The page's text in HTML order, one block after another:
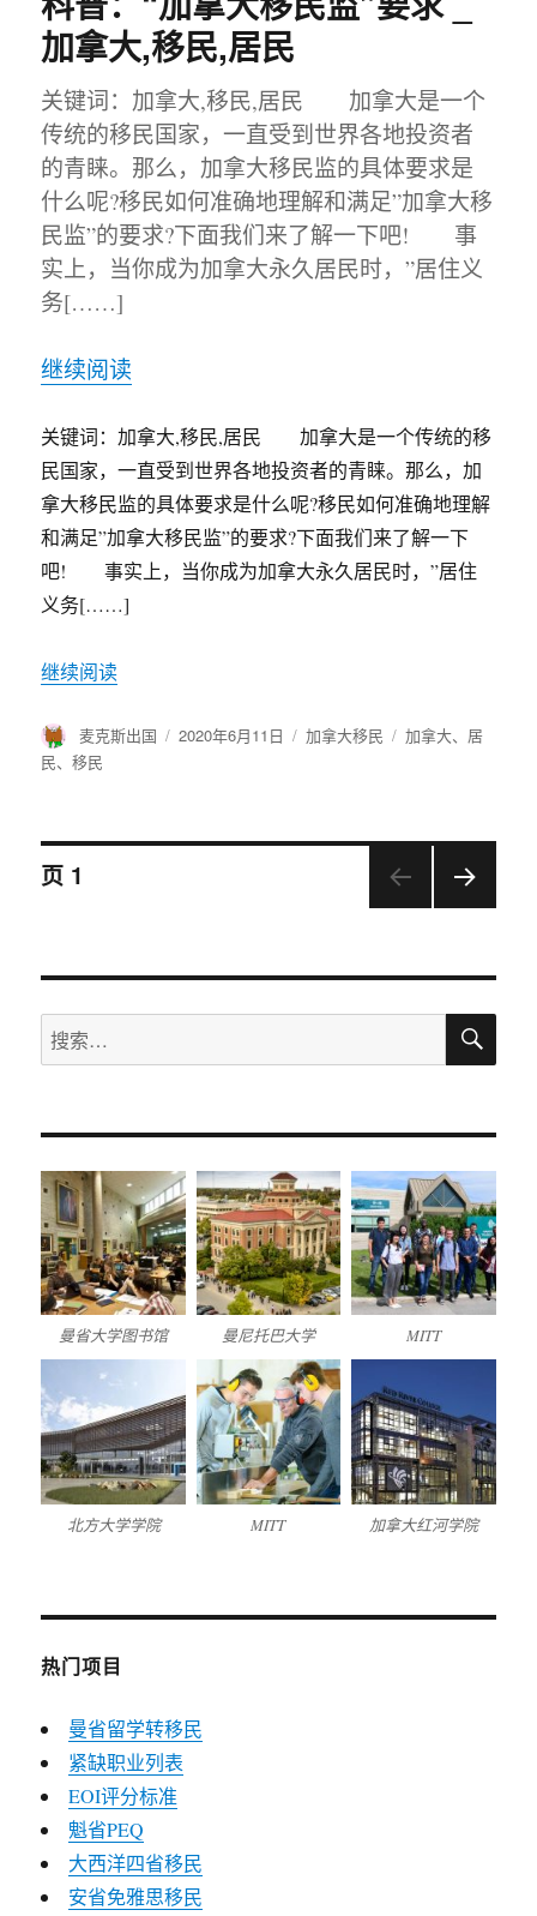
加拿大,移民,居民
关键词：加拿大,移民,居民 加拿大是一个
传统的移民国家，一直受到世界各地投资者
的青睐。那么，加拿大移民监的具体要求是
什么呢?移民如何准确地理解和满足”加拿大移
民监”的要求?下面我们来了解一下吧! 事
实上，当你成为加拿大永久居民时，”居住义
务[……]
继续阅读
关键词：加拿大,移民,居民 加拿大是一个传统的移
民国家，一直受到世界各地投资者的青睐。那么，加
拿大移民监的具体要求是什么呢?移民如何准确地理解
和满足”加拿大移民监”的要求?下面我们来了解一下
吧! 事实上，当你成为加拿大永久居民时，”居住
义务[……]
继续阅读
作
者
麦克斯出国
发
2020年6月11日
分
加拿大移民
标
加拿大、 居
民、移民
文
导
航
页 1
搜
索：
搜
曼省大学图书馆 曼尼托巴大学 MITT
北方大学学院 MITT 加拿大红河学院
热门项目
曼省留学转移民
紧缺职业列表
EOI评分标准
魁省PEQ
大西洋四省移民
安省免雅思移民